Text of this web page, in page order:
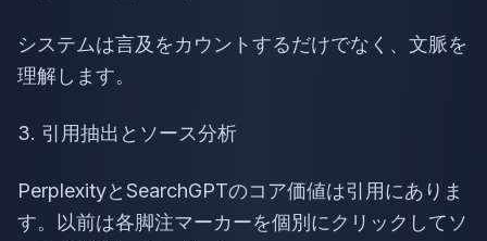
システムは言及をカウントするだけでなく、文脈を
理解します。
3. 引用抽出とソース分析
PerplexityとSearchGPTのコア価値は引用にありま
す。以前は各脚注マーカーを個別にクリックしてソ